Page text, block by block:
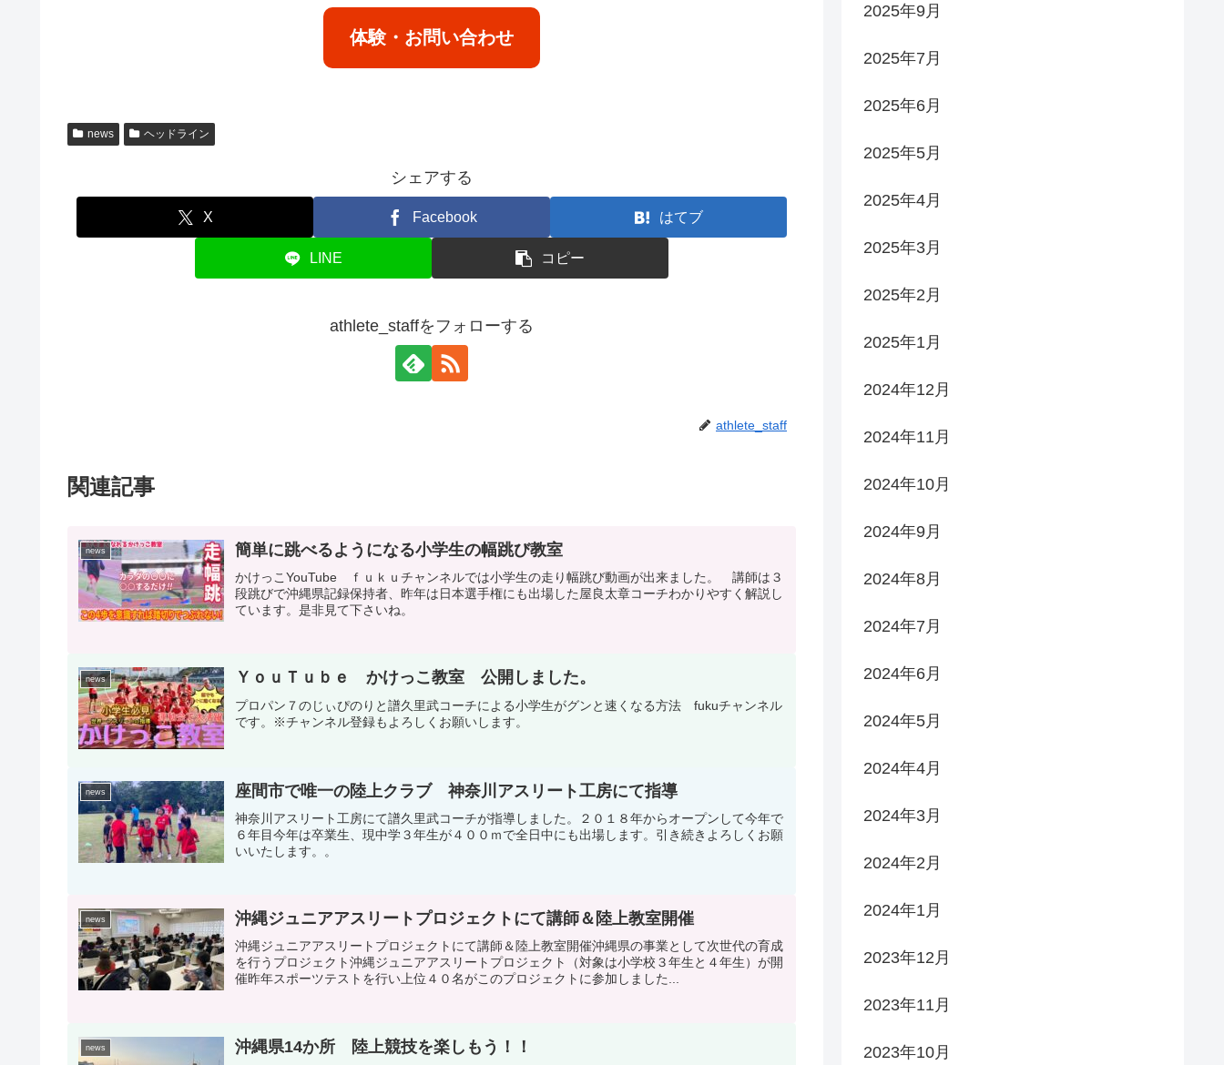
体験・お問い合わせ
news ヘッドライン
シェアする
X Facebook はてブ
LINE コピー
athlete_staffをフォローする
athlete_staff
関連記事
news 簡単に跳べるようになる小学生の幅跳び教室
かけっこYouTube ｆｕｋｕチャンネルでは小学生の走り幅跳び動画が出来ました。 講師は３
段跳びで沖縄県記録保持者、昨年は日本選手権にも出場した屋良太章コーチわかりやすく解説し
ています。是非見て下さいね。
news ＹｏｕＴｕｂｅ かけっこ教室 公開しました。
プロパン７のじぃぴのりと譜久里武コーチによる小学生がグンと速くなる方法 fukuチャンネル
です。※チャンネル登録もよろしくお願いします。
news 座間市で唯一の陸上クラブ 神奈川アスリート工房にて指導
神奈川アスリート工房にて譜久里武コーチが指導しました。２０１８年からオープンして今年で
６年目今年は卒業生、現中学３年生が４００ｍで全日中にも出場します。引き続きよろしくお願
いいたします。。
news 沖縄ジュニアアスリートプロジェクトにて講師＆陸上教室開催
沖縄ジュニアアスリートプロジェクトにて講師＆陸上教室開催沖縄県の事業として次世代の育成
を行うプロジェクト沖縄ジュニアアスリートプロジェクト（対象は小学校３年生と４年生）が開
催昨年スポーツテストを行い上位４０名がこのプロジェクトに参加しました...
news 沖縄県14か所 陸上競技を楽しもう！！
2025年9月
2025年7月
2025年6月
2025年5月
2025年4月
2025年3月
2025年2月
2025年1月
2024年12月
2024年11月
2024年10月
2024年9月
2024年8月
2024年7月
2024年6月
2024年5月
2024年4月
2024年3月
2024年2月
2024年1月
2023年12月
2023年11月
2023年10月